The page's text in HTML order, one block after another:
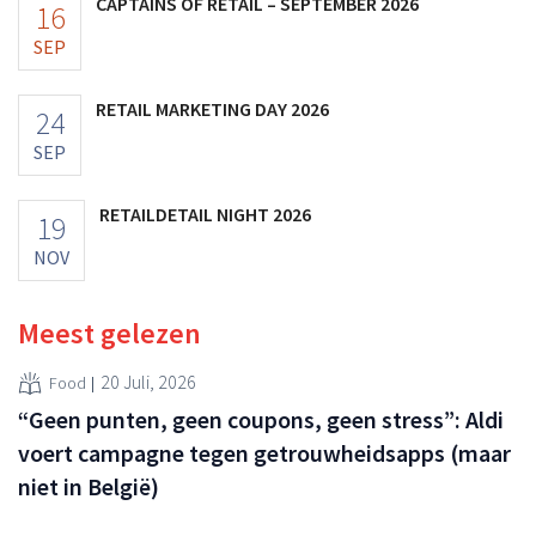
16
SEP
24
SEP
RETAIL MARKETING DAY 2026
19
NOV
RETAILDETAIL NIGHT 2026
Meest gelezen
Food 20 Juli, 2026
“Geen punten, geen coupons, geen stress”: Aldi
voert campagne tegen getrouwheidsapps (maar
niet in België)